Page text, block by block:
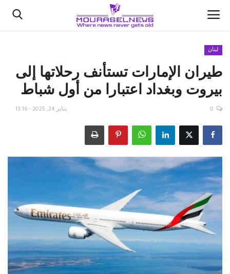
الأخبار
كتّابنا
اقتصاد
علوم وتكنولوجيا
رياضة
فيديو
حياة
لبنان
طيران الإمارات تستأنف رحلاتها إلى
بيروت وبغداد اعتبارا من أول شباط
يناير 24, 2025 - 13:16 0